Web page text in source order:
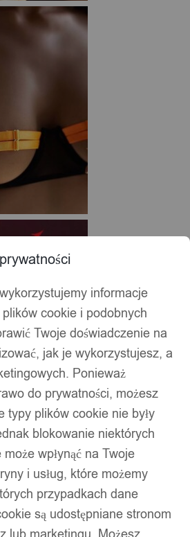
informacje
cookie i podobnych
Twoje doświadczenie na
jak je wykorzystujesz, a
Ponieważ
do prywatności, możesz
typy plików cookie nie były
blokowanie niektórych
wpłynąć na Twoje
i usług, które możemy
przypadkach dane
są udostępniane stronom